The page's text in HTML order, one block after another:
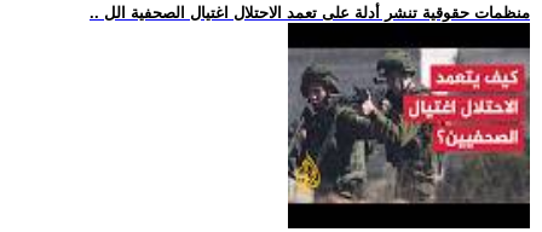
.. منظمات حقوقية تنشر أدلة على تعمد الاحتلال اغتيال الصحفية الل